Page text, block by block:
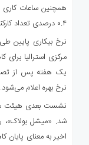
۰.۴ درصدی تعداد کارکنان تمام‌وقت همراه بود.»
نرخ بیکاری پایین
مرکزی استرالیا
یک هفته پس از
نرخ بهره اعلام می‌شود.
شد. «میشل بولاک»،
اخیر به معنای